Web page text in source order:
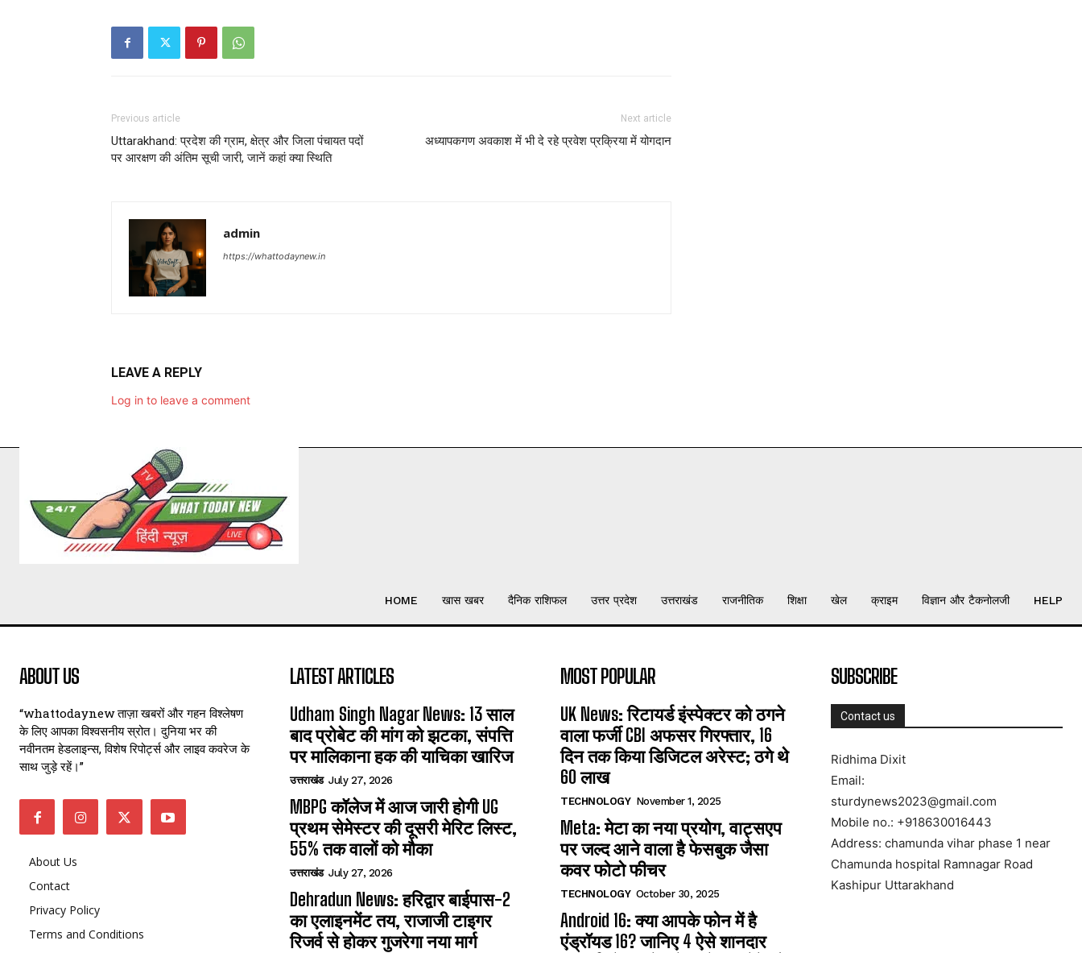
Previous article
Uttarakhand: प्रदेश की ग्राम, क्षेत्र और जिला पंचायत पदों
पर आरक्षण की अंतिम सूची जारी, जानें कहां क्या स्थिति
Next article
अध्यापकगण अवकाश में भी दे रहे प्रवेश प्रक्रिया में योगदान
admin
https://whattodaynew.in
LEAVE A REPLY
Log in to leave a comment
HOME खास खबर दैनिक राशिफल उत्तर प्रदेश उत्तराखंड राजनीतिक शिक्षा खेल क्राइम विज्ञान और टैकनोलजी HELP
ABOUT US
“whattodaynew ताज़ा खबरों और गहन विश्लेषण
के लिए आपका विश्वसनीय स्रोत। दुनिया भर की
नवीनतम हेडलाइन्स, विशेष रिपोर्ट्स और लाइव कवरेज के
साथ जुड़े रहें।”
About Us
Contact
Privacy Policy
Terms and Conditions
LATEST ARTICLES
Udham Singh Nagar News: 13 साल
बाद प्रोबेट की मांग को झटका, संपत्ति
पर मालिकाना हक की याचिका खारिज
उत्तराखंड July 27, 2026
MBPG कॉलेज में आज जारी होगी UG
प्रथम सेमेस्टर की दूसरी मेरिट लिस्ट,
55% तक वालों को मौका
उत्तराखंड July 27, 2026
Dehradun News: हरिद्वार बाईपास-2
का एलाइनमेंट तय, राजाजी टाइगर
रिजर्व से होकर गुजरेगा नया मार्ग
MOST POPULAR
UK News: रिटायर्ड इंस्पेक्टर को ठगने
वाला फर्जी CBI अफसर गिरफ्तार, 16
दिन तक किया डिजिटल अरेस्ट; ठगे थे
60 लाख
TECHNOLOGY November 1, 2025
Meta: मेटा का नया प्रयोग, वाट्सएप
पर जल्द आने वाला है फेसबुक जैसा
कवर फोटो फीचर
TECHNOLOGY October 30, 2025
Android 16: क्या आपके फोन में है
एंड्रॉयड 16? जानिए 4 ऐसे शानदार
SUBSCRIBE
Contact us
Ridhima Dixit
Email:
sturdynews2023@gmail.com
Mobile no.: +918630016443
Address: chamunda vihar phase 1 near
Chamunda hospital Ramnagar Road
Kashipur Uttarakhand